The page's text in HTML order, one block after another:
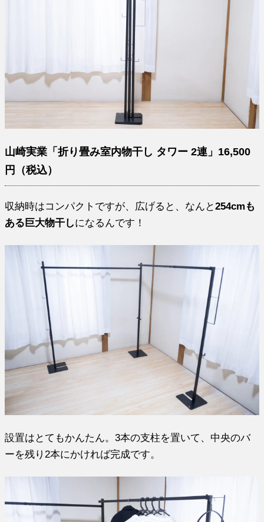
山崎実業「折り畳み室内物干し タワー 2連」16,500
円（税込）
収納時はコンパクトですが、広げると、なんと254cmも
ある巨大物干しになるんです！
設置はとてもかんたん。3本の支柱を置いて、中央のバ
ーを残り2本にかければ完成です。